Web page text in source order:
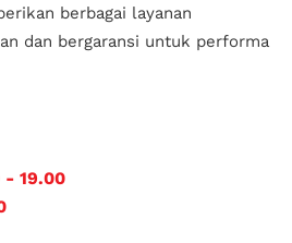
berbagai layanan
dan bergaransi untuk performa
- 19.00